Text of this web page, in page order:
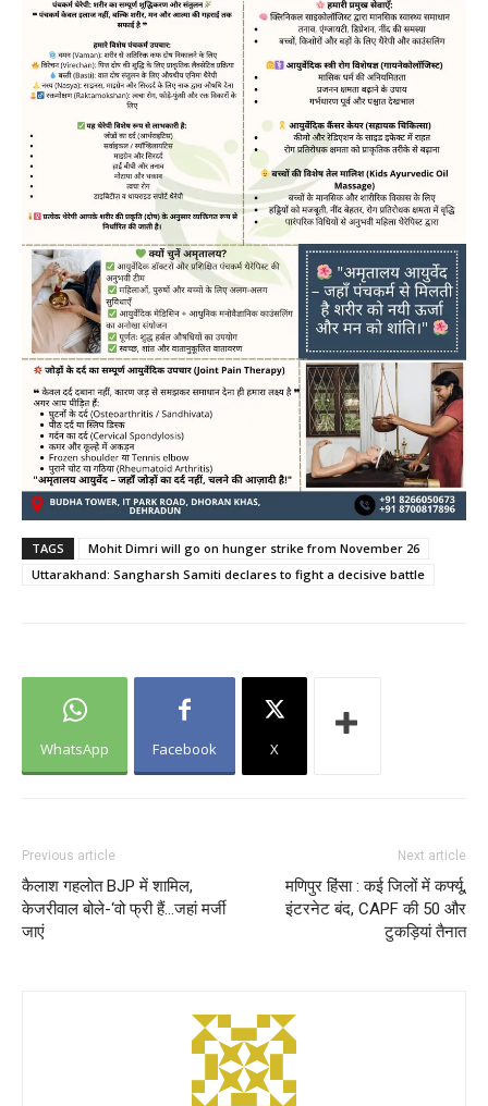
TAGS
Mohit Dimri will go on hunger strike from November 26
Uttarakhand: Sangharsh Samiti declares to fight a decisive battle
WhatsApp Facebook X
Previous article
कैलाश गहलोत BJP में शामिल,
केजरीवाल बोले-‘वो फ्री हैं…जहां मर्जी
जाएं
Next article
मणिपुर हिंसा : कई जिलों में कर्फ्यू,
इंटरनेट बंद, CAPF की 50 और
टुकड़ियां तैनात